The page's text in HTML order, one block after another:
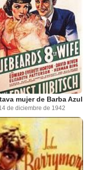
mujer de Barba Azul
de diciembre de 1942